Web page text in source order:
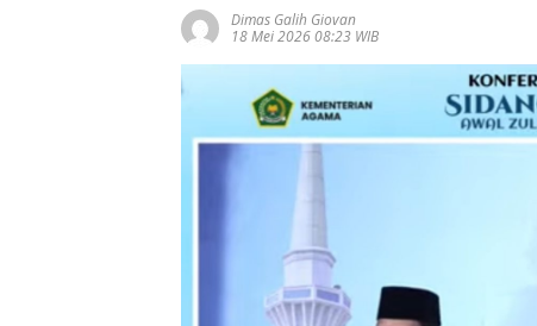
Dimas Galih Giovan
18 Mei 2026 08:23 WIB